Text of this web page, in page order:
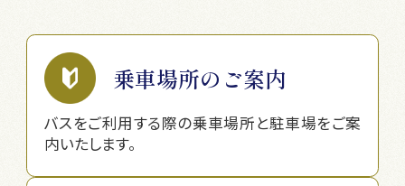
乗車場所のご案内
バスをご利用する際の乗車場所と駐車場をご案
内いたします。